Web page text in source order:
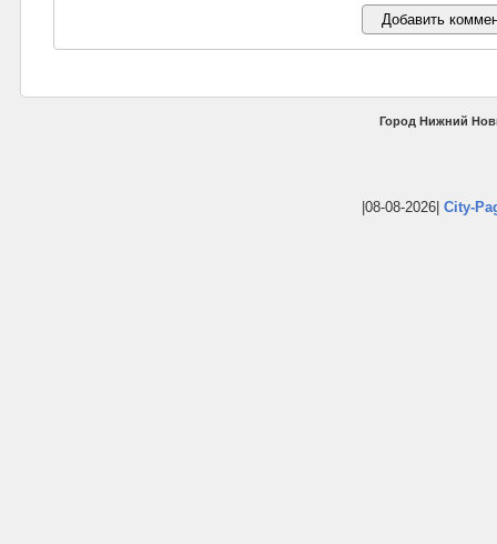
Город Нижний
|08-08-2026| City-